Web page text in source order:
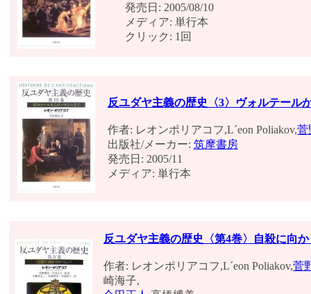
発売日: 2005/08/10
メディア: 単行本
クリック: 1回
反ユダヤ主義の歴史〈3〉ヴォルテール
作者: レオンポリアコフ,L´eon Poliakov,菅
出版社/メーカー: 筑摩書房
発売日: 2005/11
メディア: 単行本
反ユダヤ主義の歴史〈第4巻〉自殺に向
作者: レオンポリアコフ,L´eon Poliakov,菅
崎海子,